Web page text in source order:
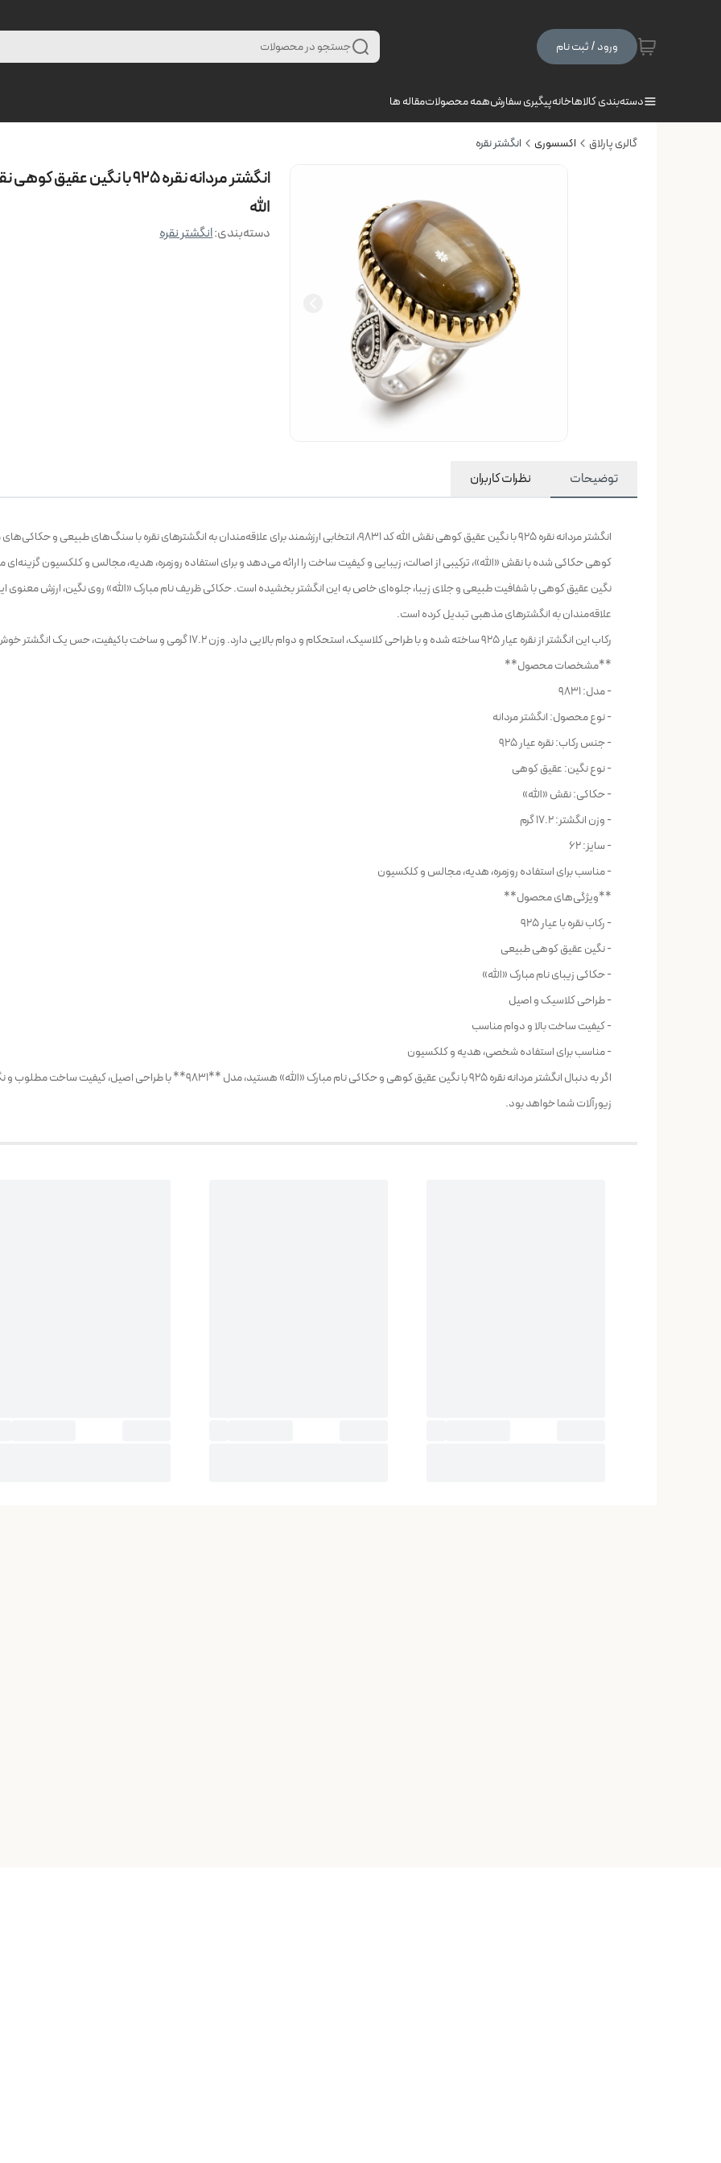
ورود / ثبت نام جستجو در محصولات
دسته‌بندی کالاهاخانهپیگیری سفارشهمه محصولاتمقاله ها
گالری پارلاق اکسسوری انگشتر نقره
انگشتر مردانه نقره 925 با نگین عقیق
الله
دسته‌بندی:انگشتر نقره
توضیحات نظرات کاربران
کوهی حکاکی شده با نقش «الله»، ترکیبی از اصالت، زیبایی و کیفیت ساخت را ارائه می‌دهد و برای استفاده روزمره، هدیه، مجالس و کلکسیون
نگین عقیق کوهی با شفافیت طبیعی و جلای زیبا، جلوه‌ای خاص به این انگشتر بخشیده است. حکاکی ظریف نام مبارک «الله» روی نگین، ارزش معنوی
علاقه‌مندان به انگشترهای مذهبی تبدیل کرده است.
رکاب این انگشتر از نقره عیار 925 ساخته شده و با طراحی کلاسیک، استحکام و دوام بالایی دارد. وزن 17.2 گرمی و ساخت باکیفیت، حس یک انگشتر خوش‌ساخت و ارزشمند را به کاربر منتقل می‌کند.
**مشخصات محصول**
- مدل: 9831
- نوع محصول: انگشتر مردانه
- جنس رکاب: نقره عیار 925
- نوع نگین: عقیق کوهی
- حکاکی: نقش «الله»
- وزن انگشتر: 17.2 گرم
- سایز: 62
- مناسب برای استفاده روزمره، هدیه، مجالس و کلکسیون
**ویژگی‌های محصول**
- رکاب نقره با عیار 925
- نگین عقیق کوهی طبیعی
- حکاکی زیبای نام مبارک «الله»
- طراحی کلاسیک و اصیل
- کیفیت ساخت بالا و دوام مناسب
- مناسب برای استفاده شخصی، هدیه و کلکسیون
اگر به دنبال انگشتر مردانه نقره 925 با نگین عقیق کوهی و حکاکی نام مبارک
زیورآلات شما خواهد بود.